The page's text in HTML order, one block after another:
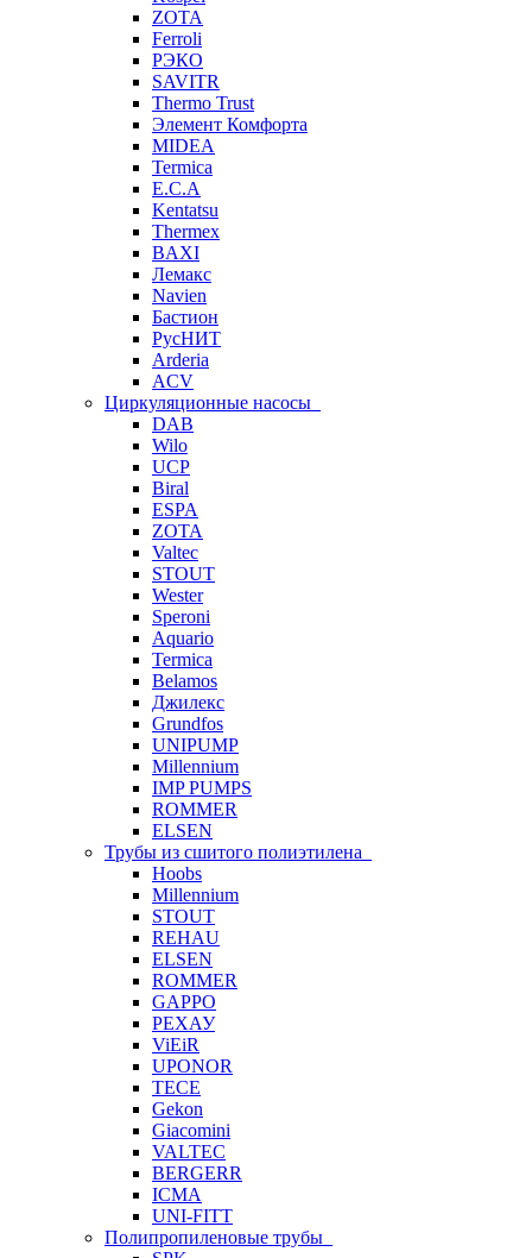
ZOTA
Ferroli
РЭКО
SAVITR
Thermo Trust
Элемент Комфорта
MIDEA
Termica
E.C.A
Kentatsu
Thermex
BAXI
Лемакс
Navien
Бастион
РусНИТ
Arderia
ACV
Циркуляционные насосы
DAB
Wilo
UCP
Biral
ESPA
ZOTA
Valtec
STOUT
Wester
Speroni
Aquario
Termica
Belamos
Джилекс
Grundfos
UNIPUMP
Millennium
IMP PUMPS
ROMMER
ELSEN
Трубы из сшитого полиэтилена
Hoobs
Millennium
STOUT
REHAU
ELSEN
ROMMER
GAPPO
РЕХАУ
ViEiR
UPONOR
TECE
Gekon
Giacomini
VALTEC
BERGERR
ICMA
UNI-FITT
Полипропиленовые трубы